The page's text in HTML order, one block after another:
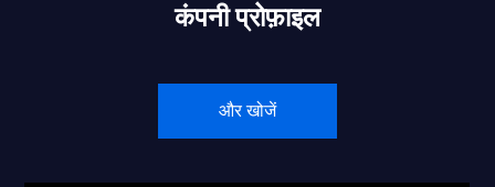
कंपनी प्रोफ़ाइल
और खोजें